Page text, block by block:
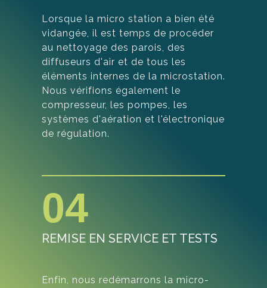
Lorsque la micro station a bien été
vidangée, il est temps de procéder
au nettoyage des parois, des
diffuseurs d'air et de tous les
éléments internes de la microstation.
Nous vérifions également le
compresseur, les pompes, les
systèmes d'aération et l'électronique
de régulation.
04
REMISE EN SERVICE ET TESTS
Enfin, nous redémarrons la micro-